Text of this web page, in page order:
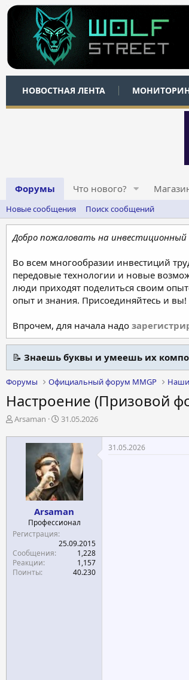
НОВОСТНАЯ ЛЕНТА
Форумы Что нового?
Новые сообщения Поиск сообщений
Добро пожаловать на инвестиционный
Во всем многообразии инвестиций
передовые технологии и новые
люди приходят поделиться своим
опыт и знания. Присоединяйтесь и вы!
Впрочем, для начала надо
📝 Знаешь буквы и умеешь их
Форумы Официальный форум MMGP Наши
Настроение (Призовой
А
т
Arsaman
Д
т
а
а
ч
а
а
31.05.2026
Arsaman
Профессионал
Регистрация
25.09.2015
Сообщения
1,228
Реакции
1,157
Поинты
40.230
31.05.2026